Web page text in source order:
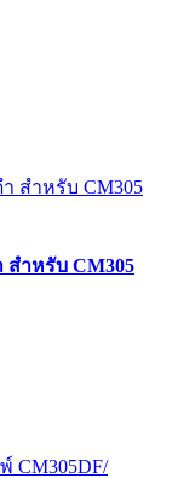
สำหรับ CM305